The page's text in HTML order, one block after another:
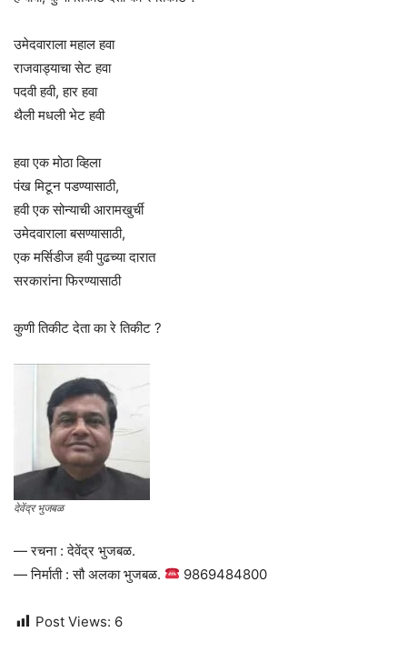
उमेदवाराला महाल हवा
राजवाड्याचा सेट हवा
पदवी हवी, हार हवा
थैली मधली भेट हवी
हवा एक मोठा व्हिला
पंख मिटून पडण्यासाठी,
हवी एक सोन्याची आरामखुर्ची
उमेदवाराला बसण्यासाठी,
एक मर्सिडीज हवी पुढच्या दारात
सरकारांना फिरण्यासाठी
कुणी तिकीट देता का रे तिकीट ?
देवेंद्र भुजबळ
— रचना : देवेंद्र भुजबळ.
— निर्माती : सौ अलका भुजबळ.
9869484800
Post Views: 6